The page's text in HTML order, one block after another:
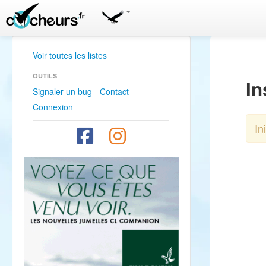
Voir toutes les listes
OUTILS
Signaler un bug - Contact
Connexion